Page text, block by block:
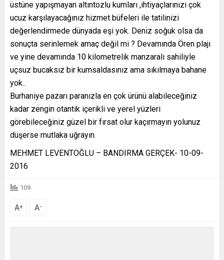
üstüne yapışmayan altıntozlu kumları ,ihtiyaçlarınızı çok
ucuz karşılayacağınız hizmet büfeleri ile tatilinizi
değerlendirmede dünyada eşi yok. Deniz soğuk olsa da
sonuçta serinlemek amaç değil mi ? Devamında Ören plajı
ve yine devamında 10 kilometrelik manzaralı sahiliyle
uçsuz bucaksız bir kumsaldasınız ama sıkılmaya bahane
yok..
Burhaniye pazarı paranızla en çok ürünü alabileceğiniz
kadar zengin otantik içerikli ve yerel yüzleri
görebileceğiniz güzel bir fırsat olur kaçırmayın yolunuz
düşerse mutlaka uğrayın.
MEHMET LEVENTOĞLU – BANDIRMA GERÇEK- 10-09-
2016
109
A+ A-